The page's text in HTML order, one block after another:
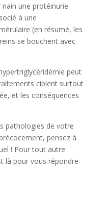
nain une protéinurie
à une
(en résumé, les
se bouchent avec
peut
ciblent surtout
et les conséquences
pathologies de votre
pensez à
! Pour tout autre
là pour vous répondre